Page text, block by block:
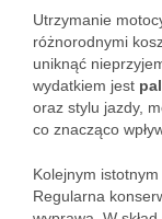
Utrzymanie
różnorodnymi
uniknąć
wydatkiem jest
oraz stylu jazdy,
co znacząco
Kolejnym
Regularna